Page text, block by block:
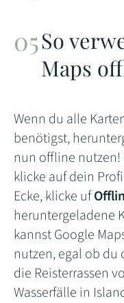
So
Maps
Wenn du alle
benötigst,
nun offline nutzen!
klicke auf dein
Ecke, klicke uf
heruntergeladene
kannst Google
nutzen, egal ob du
die Reisterrassen
Wasserfälle in